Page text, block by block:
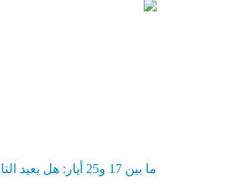
ما بين 17 و25 أيار: هل يعيد التاريخ نفسه!؟